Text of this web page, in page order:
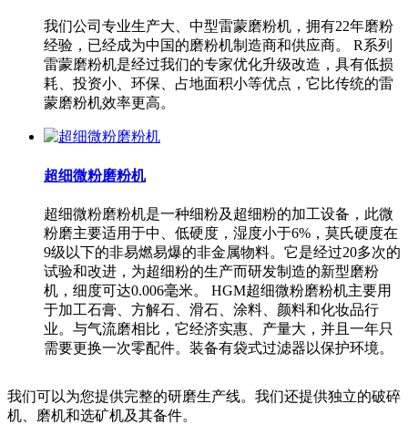
我们公司专业生产大、中型雷蒙磨粉机，拥有22年磨粉
经验，已经成为中国的磨粉机制造商和供应商。 R系列
雷蒙磨粉机是经过我们的专家优化升级改造，具有低损
耗、投资小、环保、占地面积小等优点，它比传统的雷
蒙磨粉机效率更高。
超细微粉磨粉机
超细微粉磨粉机是一种细粉及超细粉的加工设备，此微
粉磨主要适用于中、低硬度，湿度小于6%，莫氏硬度在
9级以下的非易燃易爆的非金属物料。它是经过20多次的
试验和改进，为超细粉的生产而研发制造的新型磨粉
机，细度可达0.006毫米。 HGM超细微粉磨粉机主要用
于加工石膏、方解石、滑石、涂料、颜料和化妆品行
业。与气流磨相比，它经济实惠、产量大，并且一年只
需要更换一次零配件。装备有袋式过滤器以保护环境。
我们可以为您提供完整的研磨生产线。我们还提供独立的破碎
机、磨机和选矿机及其备件。